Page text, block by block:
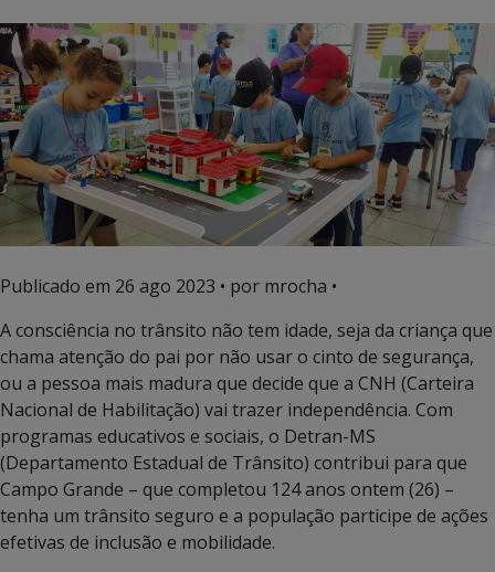
Publicado em 26 ago 2023 • por mrocha •
A consciência no trânsito não tem idade, seja da criança que
chama atenção do pai por não usar o cinto de segurança,
ou a pessoa mais madura que decide que a CNH (Carteira
Nacional de Habilitação) vai trazer independência. Com
programas educativos e sociais, o Detran-MS
(Departamento Estadual de Trânsito) contribui para que
Campo Grande – que completou 124 anos ontem (26) –
tenha um trânsito seguro e a população participe de ações
efetivas de inclusão e mobilidade.